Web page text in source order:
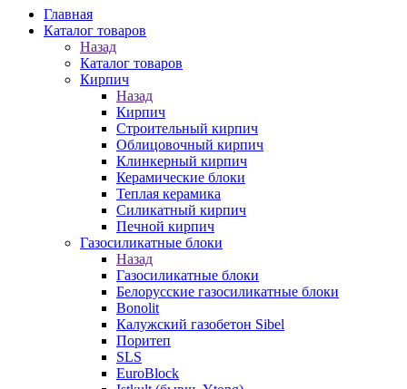
Главная
Каталог товаров
Назад
Каталог товаров
Кирпич
Назад
Кирпич
Строительный кирпич
Облицовочный кирпич
Клинкерный кирпич
Керамические блоки
Теплая керамика
Силикатный кирпич
Печной кирпич
Газосиликатные блоки
Назад
Газосиликатные блоки
Белорусские газосиликатные блоки
Bonolit
Калужский газобетон Sibel
Поритеп
SLS
EuroBlock